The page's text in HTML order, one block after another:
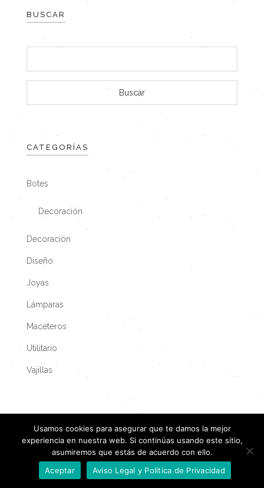
BUSCAR
CATEGORÍAS
Botes
Decoración
Decoración
Diseño
Joyas
Lámparas
Maceteros
Utilitario
Vajillas
Usamos cookies para asegurar que te damos la mejor
experiencia en nuestra web. Si continúas usando este sitio,
asumiremos que estás de acuerdo con ello.
Aceptar
Aviso Legal y Política de Privacidad